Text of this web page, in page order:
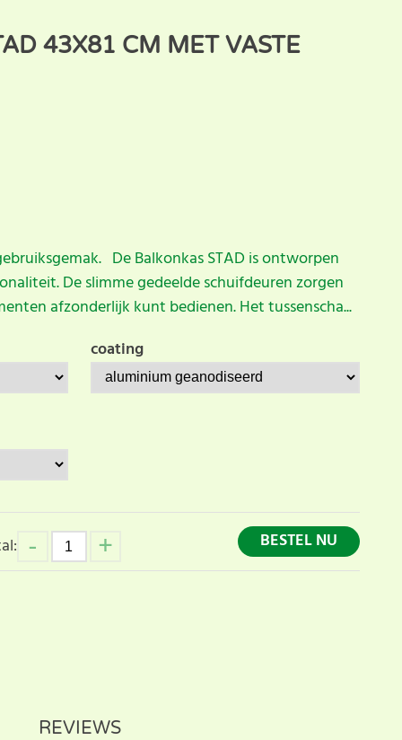
43X81 CM MET VASTE
De Balkonkas STAD is ontworpen
De slimme gedeelde schuifdeuren zorgen
afzonderlijk kunt bedienen. Het tussenscha...
coating
BESTEL NU
REVIEWS